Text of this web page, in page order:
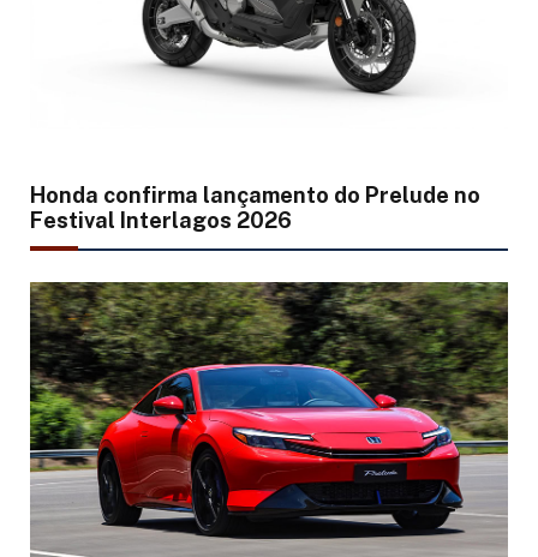
Honda confirma lançamento do Prelude no
Festival Interlagos 2026